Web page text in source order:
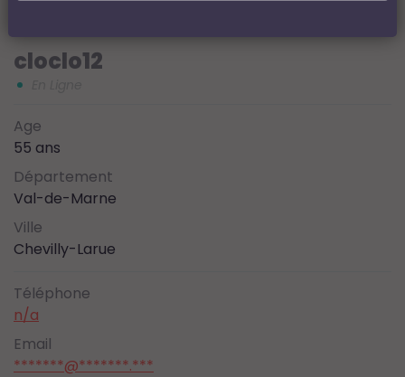
cloclo12
Age
55 ans
Département
Val-de-Marne
Ville
Chevilly-Larue
Téléphone
n/a
Email
*******@*******.***